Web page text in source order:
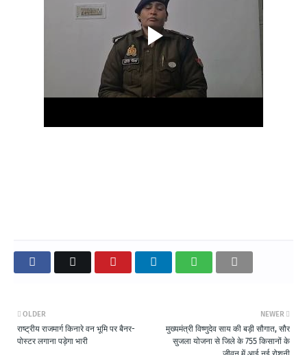
NEWER
मुख्यमंत्री विष्णुदेव साय की बड़ी सौगात, सौर
सुजला योजना से जिले के 755 किसानों के
OLDER
राष्ट्रीय राजमार्ग किनारे वन भूमि पर बैनर-
पोस्टर लगाना पड़ेगा भारी